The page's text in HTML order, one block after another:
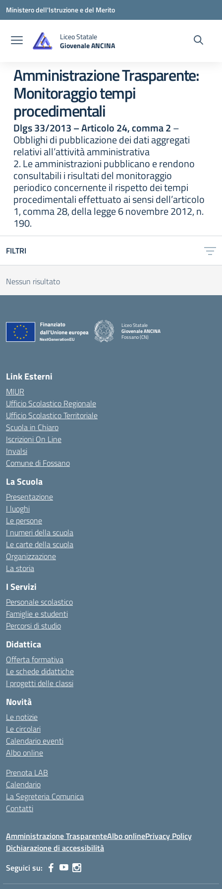
Vai ai contenuti
Vai al menu di navigazione
Vai al footer
Ministero dell'Istruzione e del Merito
Liceo Statale
Giovenale ANCINA
Amministrazione Trasparente:
Monitoraggio tempi
procedimentali
Dlgs 33/2013 – Articolo 24, comma 2–
Obblighi di pubblicazione dei dati aggregati
relativi all’attività amministrativa
2. Le amministrazioni pubblicano e rendono
consultabili i risultati del monitoraggio
periodico concernente il rispetto dei tempi
procedimentali effettuato ai sensi dell’articolo
1, comma 28, della legge 6 novembre 2012, n.
190.
FILTRI
Nessun risultato
Liceo Statale
Giovenale ANCINA
Fossano (CN)
Link Esterni
MIUR
Ufficio Scolastico Regionale
Ufficio Scolastico Territoriale
Scuola in Chiaro
Iscrizioni On Line
Invalsi
Comune di Fossano
La Scuola
Presentazione
I luoghi
Le persone
I numeri della scuola
Le carte della scuola
Organizzazione
La storia
I Servizi
Personale scolastico
Famiglie e studenti
Percorsi di studio
Didattica
Offerta formativa
Le schede didattiche
I progetti delle classi
Novità
Le notizie
Le circolari
Calendario eventi
Albo online
Prenota LAB
Calendario
La Segreteria Comunica
Contatti
Amministrazione TrasparenteAlbo onlinePrivacy Policy
Dichiarazione di accessibilità
Seguici su: